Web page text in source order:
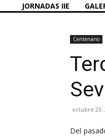
JORNADAS IIE
Centenario
octubre 23,
Del